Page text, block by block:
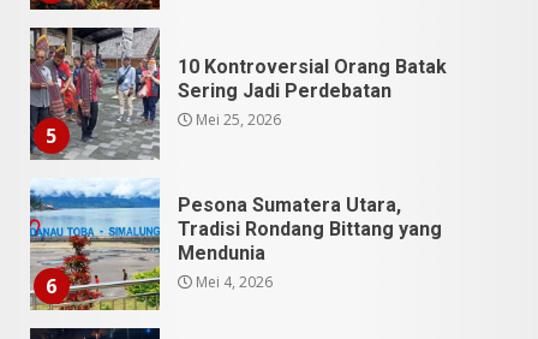
5
10 Kontroversial Orang Batak
Sering Jadi Perdebatan
Mei 25, 2026
6
Pesona Sumatera Utara,
Tradisi Rondang Bittang yang
Mendunia
Mei 4, 2026